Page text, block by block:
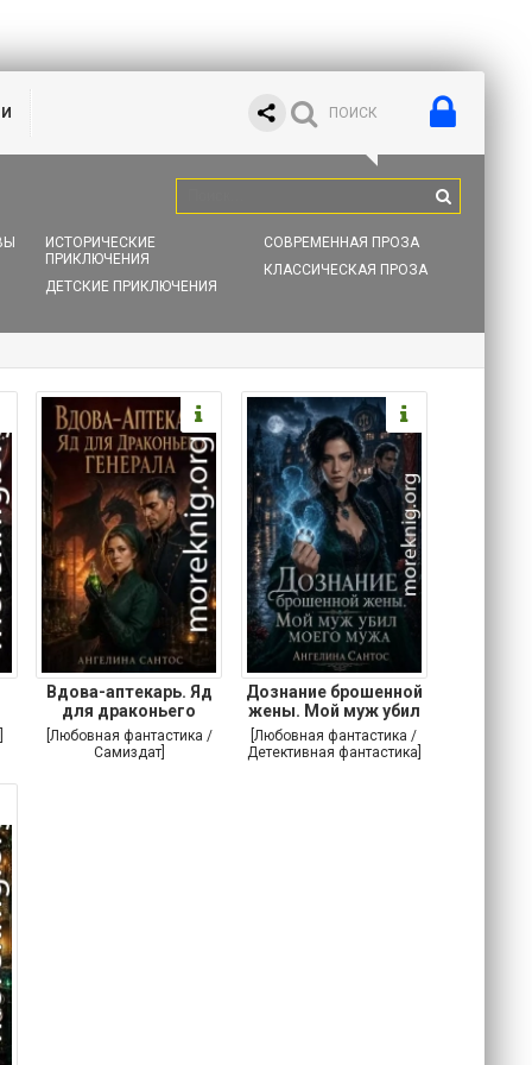
ИСТОРИЧЕСКИЕ
ПРИКЛЮЧЕНИЯ
ДЕТСКИЕ ПРИКЛЮЧЕНИЯ
СОВРЕМЕННАЯ ПРОЗА
КЛАССИЧЕСКАЯ ПРОЗА
Вдова-аптекарь. Яд
для драконьего
[Любовная фантастика /
Самиздат]
Дознание брошенной
жены. Мой муж убил
[Любовная фантастика /
Детективная фантастика]